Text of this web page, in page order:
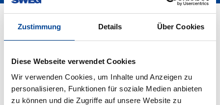
Zustimmung Details Über Cookies
Diese Webseite verwendet Cookies
Wir verwenden Cookies, um Inhalte und Anzeigen zu
personalisieren, Funktionen für soziale Medien anbieten
zu können und die Zugriffe auf unsere Website zu
Service-/Ticketverkaufstellen
Freizeitverkehre